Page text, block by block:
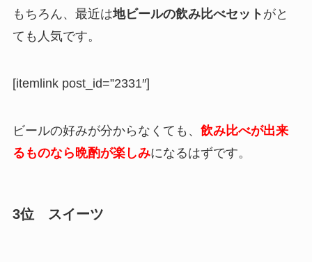
もちろん、最近は地ビールの飲み比べセット がと
ても人気です。
[itemlink post_id=”2331″]
ビールの好みが分からなくても、 飲み比べが出来
るものなら晩酌が楽しみになるはずです。
3位 スイーツ